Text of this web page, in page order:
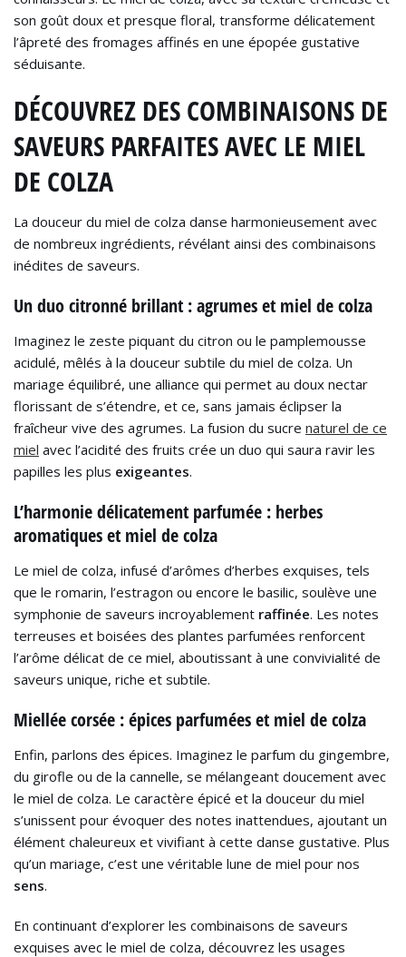
son goût doux et presque floral, transforme délicatement
l’âpreté des fromages affinés en une épopée gustative
séduisante.
DÉCOUVREZ DES COMBINAISONS DE
SAVEURS PARFAITES AVEC LE MIEL
DE COLZA
La douceur du miel de colza danse harmonieusement avec
de nombreux ingrédients, révélant ainsi des combinaisons
inédites de saveurs.
Un duo citronné brillant : agrumes et miel de colza
Imaginez le zeste piquant du citron ou le pamplemousse
acidulé, mêlés à la douceur subtile du miel de colza. Un
mariage équilibré, une alliance qui permet au doux nectar
florissant de s’étendre, et ce, sans jamais éclipser la
fraîcheur vive des agrumes. La fusion du sucre naturel de ce
miel avec l’acidité des fruits crée un duo qui saura ravir les
papilles les plus exigeantes.
L’harmonie délicatement parfumée : herbes
aromatiques et miel de colza
Le miel de colza, infusé d’arômes d’herbes exquises, tels
que le romarin, l’estragon ou encore le basilic, soulève une
symphonie de saveurs incroyablement raffinée. Les notes
terreuses et boisées des plantes parfumées renforcent
l’arôme délicat de ce miel, aboutissant à une convivialité de
saveurs unique, riche et subtile.
Miellée corsée : épices parfumées et miel de colza
Enfin, parlons des épices. Imaginez le parfum du gingembre,
du girofle ou de la cannelle, se mélangeant doucement avec
le miel de colza. Le caractère épicé et la douceur du miel
s’unissent pour évoquer des notes inattendues, ajoutant un
élément chaleureux et vivifiant à cette danse gustative. Plus
qu’un mariage, c’est une véritable lune de miel pour nos
sens.
En continuant d’explorer les combinaisons de saveurs
exquises avec le miel de colza, découvrez les usages